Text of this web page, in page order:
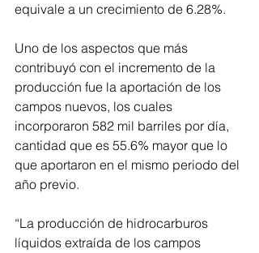
equivale a un crecimiento de 6.28%.
Uno de los aspectos que más
contribuyó con el incremento de la
producción fue la aportación de los
campos nuevos, los cuales
incorporaron 582 mil barriles por día,
cantidad que es 55.6% mayor que lo
que aportaron en el mismo periodo del
año previo.
“La producción de hidrocarburos
líquidos extraída de los campos